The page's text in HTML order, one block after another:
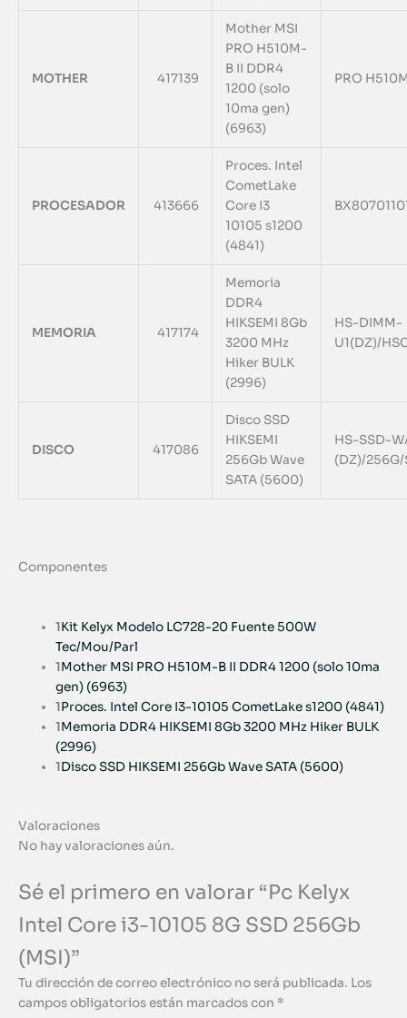
MOTHER 417139
Mother MSI
PRO H510M-
B II DDR4
1200 (solo
10ma gen)
(6963)
PRO
PROCESADOR 413666
Proces. Intel
CometLake
Core I3
10105 s1200
(4841)
MEMORIA 417174
Memoria
DDR4
HIKSEMI 8Gb
3200 MHz
Hiker BULK
(2996)
HS-DIMM-
U1(DZ)/
DISCO 417086
Disco SSD
HIKSEMI
256Gb Wave
SATA (5600)
HS-SSD-
(DZ)/256G/
Componentes
1Kit Kelyx Modelo LC728-20 Fuente 500W
Tec/Mou/Parl
1Mother MSI PRO H510M-B II DDR4 1200 (solo 10ma
gen) (6963)
1Proces. Intel Core I3-10105 CometLake s1200 (4841)
1Memoria DDR4 HIKSEMI 8Gb 3200 MHz Hiker BULK
(2996)
1Disco SSD HIKSEMI 256Gb Wave SATA (5600)
Valoraciones
No hay valoraciones aún.
Sé el primero en valorar “Pc Kelyx
Intel Core i3-10105 8G SSD 256Gb
(MSI)”
Tu dirección de correo electrónico no será publicada. Los
campos obligatorios están marcados con *